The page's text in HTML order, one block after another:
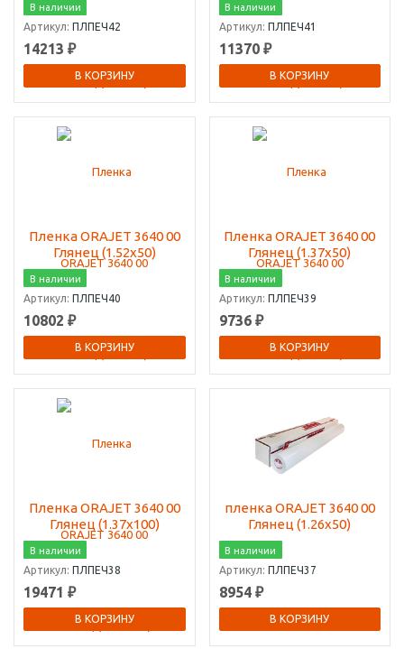
В наличии
Артикул: ПЛПЕЧ42
14213 ₽
В КОРЗИНУ
В наличии
Артикул: ПЛПЕЧ41
11370 ₽
В КОРЗИНУ
Пленка ORAJET 3640 00
Глянец (1.52х50)
В наличии
Артикул: ПЛПЕЧ40
10802 ₽
В КОРЗИНУ
Пленка ORAJET 3640 00
Глянец (1.37х50)
В наличии
Артикул: ПЛПЕЧ39
9736 ₽
В КОРЗИНУ
Пленка ORAJET 3640 00
Глянец (1.37х100)
В наличии
Артикул: ПЛПЕЧ38
19471 ₽
В КОРЗИНУ
пленка ORAJET 3640 00
Глянец (1.26х50)
В наличии
Артикул: ПЛПЕЧ37
8954 ₽
В КОРЗИНУ